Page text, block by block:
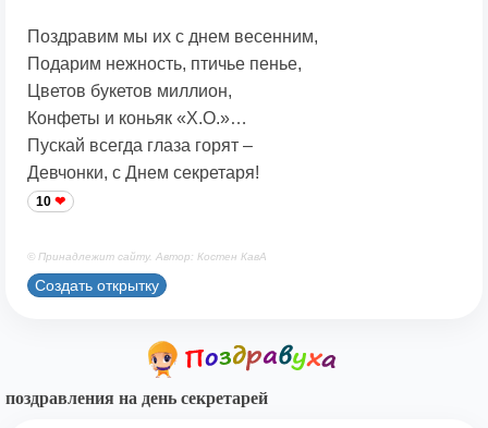
Поздравим мы их с днем весенним,
Подарим нежность, птичье пенье,
Цветов букетов миллион,
Конфеты и коньяк «Х.О.»…
Пускай всегда глаза горят –
Девчонки, с Днем секретаря!
10
© Принадлежит сайту. Автор: Костен КавА
Создать открытку
поздравления на день секретарей